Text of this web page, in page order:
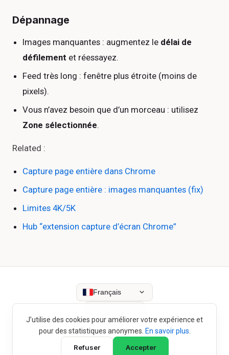
Dépannage
Images manquantes : augmentez le délai de
défilement et réessayez.
Feed très long : fenêtre plus étroite (moins de
pixels).
Vous n’avez besoin que d’un morceau : utilisez
Zone sélectionnée.
Related :
Capture page entière dans Chrome
Capture page entière : images manquantes (fix)
Limites 4K/5K
Hub “extension capture d’écran Chrome”
Français
BlogHistoire de créationConfidentialitéCookies
J’utilise des cookies pour améliorer votre expérience et
pour des statistiques anonymes. En savoir plus
Refuser
Accepter